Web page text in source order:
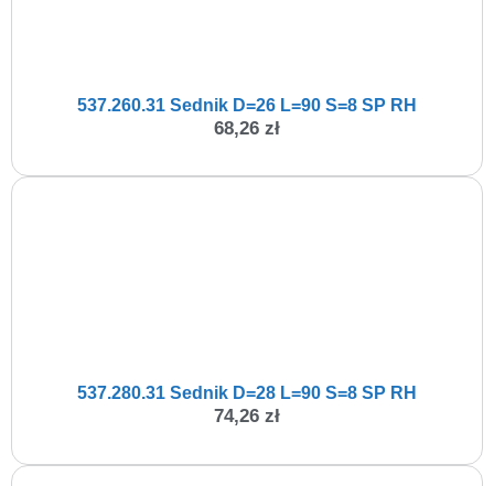
537.260.31 Sednik D=26 L=90 S=8 SP RH
68,26 zł
537.280.31 Sednik D=28 L=90 S=8 SP RH
74,26 zł